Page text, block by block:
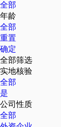
全部
年龄
全部
重置
确定
全部筛选
实地核验
全部
是
公司性质
全部